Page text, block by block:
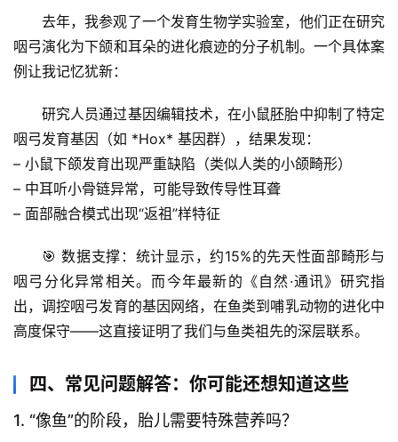
体
奥
秘
史
档
案
天
文
活
科
学
去年，我参观了一个发育生物学实验室，他们正在研究
咽弓演化为下颌和耳朵的进化痕迹的分子机制。一个具体案
例让我记忆犹新：
研究人员通过基因编辑技术，在小鼠胚胎中抑制了特定
咽弓发育基因（如 *Hox* 基因群），结果发现：
– 小鼠下颌发育出现严重缺陷（类似人类的小颌畸形）
– 中耳听小骨链异常，可能导致传导性耳聋
– 面部融合模式出现“返祖”样特征
🎯 数据支撑 ：统计显示，约15%的先天性面部畸形与
咽弓分化异常相关。而今年最新的《自然·通讯》研究指
出，调控咽弓发育的基因网络，在鱼类到哺乳动物的进化中
高度保守——这直接证明了我们与鱼类祖先的深层联系。
四、常见问题解答：你可能还想知道这些
1. “像鱼”的阶段，胎儿需要特殊营养吗？